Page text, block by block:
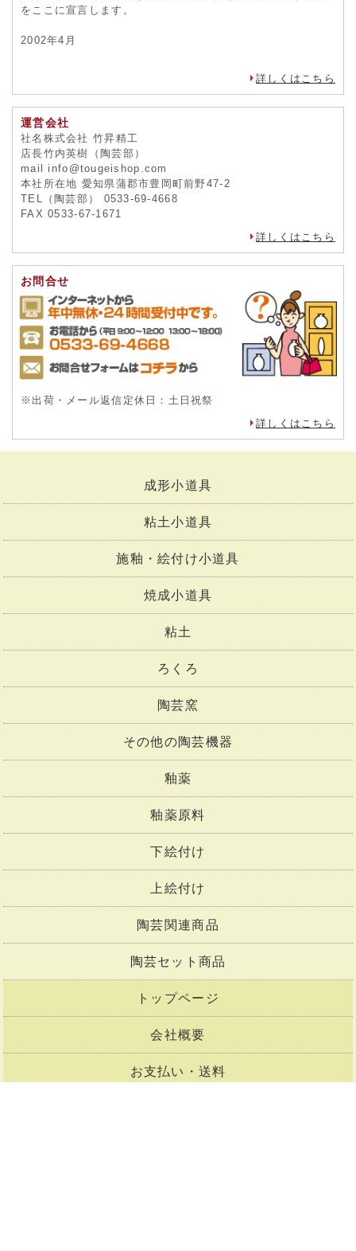
プライバシー保護
だく全ての皆様の大切な個人情報を責任を持って管理する事
運営会社
社名株式会社 竹昇精工
店長竹内英樹（陶芸部）
mail info@tougeishop.com
お問合せ
成形小道具
粘土小道具
施釉・絵付け小道具
焼成小道具
粘土
ろくろ
陶芸窯
その他の陶芸機器
釉薬
釉薬原料
下絵付け
上絵付け
陶芸関連商品
陶芸セット商品
トップページ
会社概要